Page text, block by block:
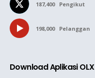
187,400 Pengikut
198,000 Pelanggan
Download Aplikasi OLX